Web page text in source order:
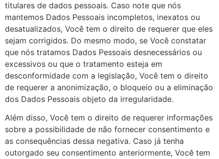
titulares de dados pessoais. Caso note que nós
mantemos Dados Pessoais incompletos, inexatos ou
desatualizados, Você tem o direito de requerer que eles
sejam corrigidos. Do mesmo modo, se Você constatar
que nós tratamos Dados Pessoais desnecessários ou
excessivos ou que o tratamento esteja em
desconformidade com a legislação, Você tem o direito
de requerer a anonimização, o bloqueio ou a eliminação
dos Dados Pessoais objeto da irregularidade.
Além disso, Você tem o direito de requerer informações
sobre a possibilidade de não fornecer consentimento e
as consequências dessa negativa. Caso já tenha
outorgado seu consentimento anteriormente, Você tem